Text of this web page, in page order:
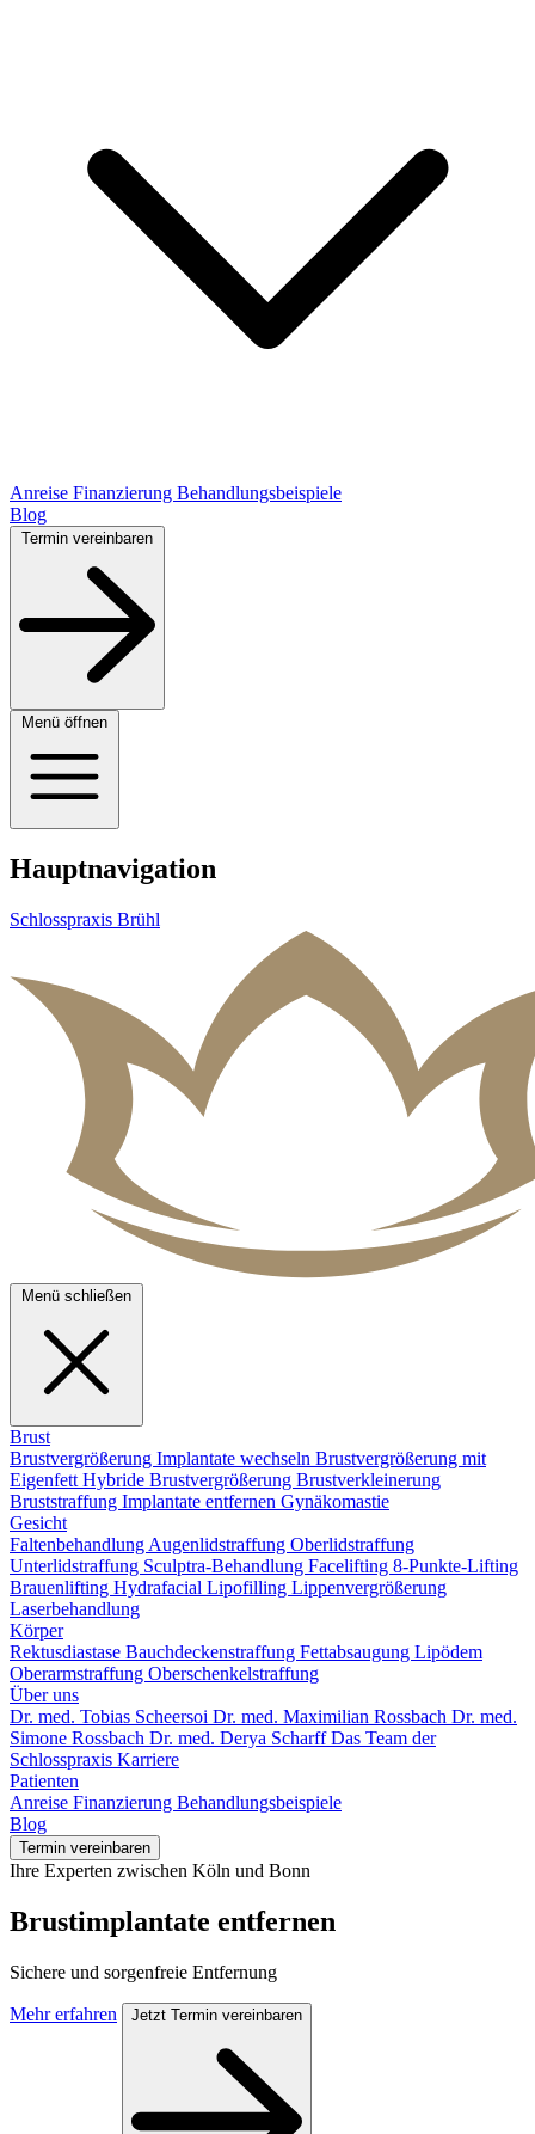
Anreise Finanzierung Behandlungsbeispiele
Blog
Menü öffnen
Hauptnavigation
Schlosspraxis Brühl
Menü schließen
Brust
Brustvergrößerung Implantate wechseln Brustvergrößerung mit
Eigenfett Hybride Brustvergrößerung Brustverkleinerung
Bruststraffung Implantate entfernen Gynäkomastie
Gesicht
Faltenbehandlung Augenlidstraffung Oberlidstraffung
Unterlidstraffung Sculptra-Behandlung Facelifting 8-Punkte-Lifting
Brauenlifting Hydrafacial Lipofilling Lippenvergrößerung
Laserbehandlung
Körper
Rektusdiastase Bauchdeckenstraffung Fettabsaugung Lipödem
Oberarmstraffung Oberschenkelstraffung
Über uns
Dr. med. Tobias Scheersoi Dr. med. Maximilian Rossbach Dr. med.
Simone Rossbach Dr. med. Derya ScharffDas Team der
Schlosspraxis Karriere
Patienten
Anreise Finanzierung Behandlungsbeispiele
Blog
Termin vereinbaren
Ihre Experten zwischen Köln und Bonn
Brustimplantate entfernen
Sichere und sorgenfreie Entfernung
Mehr erfahren Jetzt Termin vereinbaren